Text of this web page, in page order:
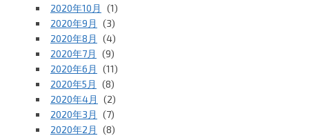
2020年10月
(1)
2020年9月
(3)
2020年8月
(4)
2020年7月
(9)
2020年6月
(11)
2020年5月
(8)
2020年4月
(2)
2020年3月
(7)
2020年2月
(8)